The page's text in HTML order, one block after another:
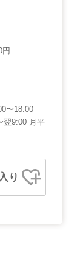
円
〜18:00
翌9:00 月平
り